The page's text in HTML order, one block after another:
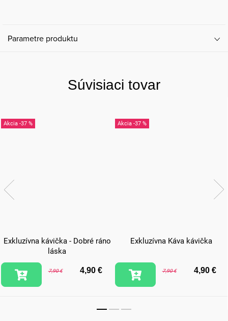
Parametre produktu
Súvisiaci tovar
-37 %
Exkluzívna kávička - Dobré ráno
láska
7,90 € 4,90 €
-37 %
Exkluzívna Káva kávička
7,90 € 4,90 €